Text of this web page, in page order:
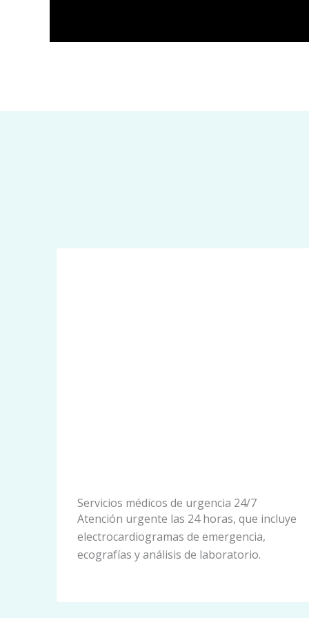
Servicios médicos de urgencia 24/7
Atención urgente las 24 horas, que incluye
electrocardiogramas de emergencia,
ecografías y análisis de laboratorio.